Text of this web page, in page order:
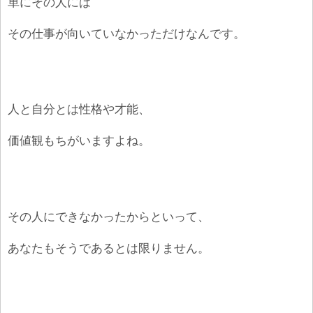
その仕事が向いていなかっただけなんです。
人と自分とは性格や才能、
価値観もちがいますよね。
その人にできなかったからといって、
あなたもそうであるとは限りません。